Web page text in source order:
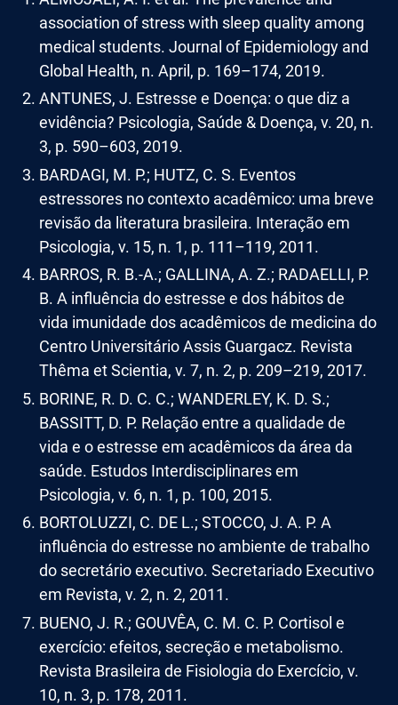
association of stress with sleep quality among
medical students. Journal of Epidemiology and
Global Health, n. April, p. 169–174, 2019.
ANTUNES, J. Estresse e Doença: o que diz a
evidência? Psicologia, Saúde & Doença, v. 20, n.
3, p. 590–603, 2019.
BARDAGI, M. P.; HUTZ, C. S. Eventos
estressores no contexto acadêmico: uma breve
revisão da literatura brasileira. Interação em
Psicologia, v. 15, n. 1, p. 111–119, 2011.
BARROS, R. B.-A.; GALLINA, A. Z.; RADAELLI, P.
B. A influência do estresse e dos hábitos de
vida imunidade dos acadêmicos de medicina do
Centro Universitário Assis Guargacz. Revista
Thêma et Scientia, v. 7, n. 2, p. 209–219, 2017.
BORINE, R. D. C. C.; WANDERLEY, K. D. S.;
BASSITT, D. P. Relação entre a qualidade de
vida e o estresse em acadêmicos da área da
saúde. Estudos Interdisciplinares em
Psicologia, v. 6, n. 1, p. 100, 2015.
BORTOLUZZI, C. DE L.; STOCCO, J. A. P. A
influência do estresse no ambiente de trabalho
do secretário executivo. Secretariado Executivo
em Revista, v. 2, n. 2, 2011.
BUENO, J. R.; GOUVÊA, C. M. C. P. Cortisol e
exercício: efeitos, secreção e metabolismo.
Revista Brasileira de Fisiologia do Exercício, v.
10, n. 3, p. 178, 2011.